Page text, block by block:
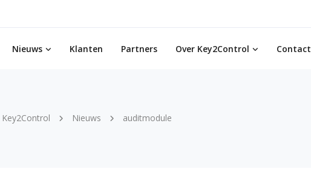
Nieuws Klanten Partners Over Key2Control Contact
Key2Control Nieuws auditmodule